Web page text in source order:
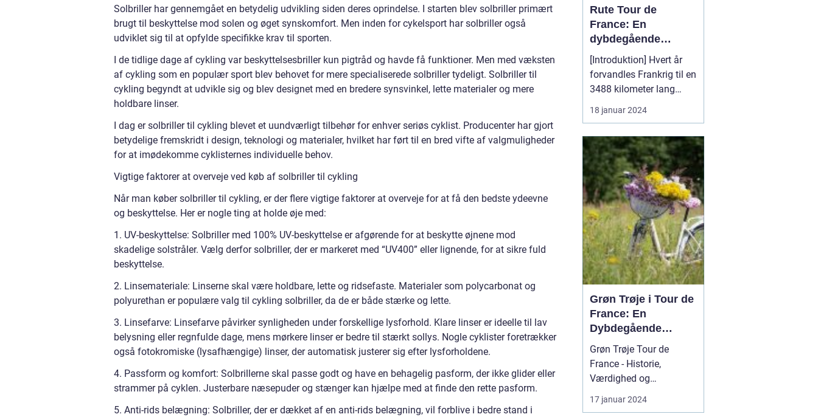
Solbriller har gennemgået en betydelig udvikling siden deres oprindelse. I starten blev solbriller primært
brugt til beskyttelse mod solen og øget synskomfort. Men inden for cykelsport har solbriller også
udviklet sig til at opfylde specifikke krav til sporten.
I de tidlige dage af cykling var beskyttelsesbriller kun pigtråd og havde få funktioner. Men med væksten
af cykling som en populær sport blev behovet for mere specialiserede solbriller tydeligt. Solbriller til
cykling begyndt at udvikle sig og blev designet med en bredere synsvinkel, lette materialer og mere
holdbare linser.
I dag er solbriller til cykling blevet et uundværligt tilbehør for enhver seriøs cyklist. Producenter har gjort
betydelige fremskridt i design, teknologi og materialer, hvilket har ført til en bred vifte af valgmuligheder
for at imødekomme cyklisternes individuelle behov.
Vigtige faktorer at overveje ved køb af solbriller til cykling
Når man køber solbriller til cykling, er der flere vigtige faktorer at overveje for at få den bedste ydeevne
og beskyttelse. Her er nogle ting at holde øje med:
1. UV-beskyttelse: Solbriller med 100% UV-beskyttelse er afgørende for at beskytte øjnene mod
skadelige solstråler. Vælg derfor solbriller, der er markeret med “UV400” eller lignende, for at sikre fuld
beskyttelse.
2. Linsemateriale: Linserne skal være holdbare, lette og ridsefaste. Materialer som polycarbonat og
polyurethan er populære valg til cykling solbriller, da de er både stærke og lette.
3. Linsefarve: Linsefarve påvirker synligheden under forskellige lysforhold. Klare linser er ideelle til lav
belysning eller regnfulde dage, mens mørkere linser er bedre til stærkt sollys. Nogle cyklister foretrækker
også fotokromiske (lysafhængige) linser, der automatisk justerer sig efter lysforholdene.
4. Passform og komfort: Solbrillerne skal passe godt og have en behagelig pasform, der ikke glider eller
strammer på cyklen. Justerbare næsepuder og stænger kan hjælpe med at finde den rette pasform.
5. Anti-rids belægning: Solbriller, der er dækket af en anti-rids belægning, vil forblive i bedre stand i
Rute Tour de
France: En
dybdegående
analyse af verdens
mest prestigefyldte
cykelløb
[Introduktion] Hvert år
forvandles Frankrig til en
3488 kilometer lang
cykelbane, hvor verdens
bedste cykelryttere
den berømte gule trøje.
Tour de France er uden
tvivl verdens mest
prestigefyldte cykelløb
og tiltrækker millio...
18 januar 2024
Grøn Trøje i Tour de
France: En
Dybdegående
Gennemgang
Grøn Trøje Tour de
France - Historie,
Værdighed og
Signifikans Introduktion
til Grøn Trøje Tour de
17 januar 2024